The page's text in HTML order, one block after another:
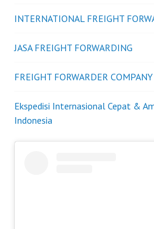
INTERNATIONAL FREIGHT
JASA FREIGHT FORWARDING
FREIGHT FORWARDER
Ekspedisi Internasional Cepat &
Indonesia